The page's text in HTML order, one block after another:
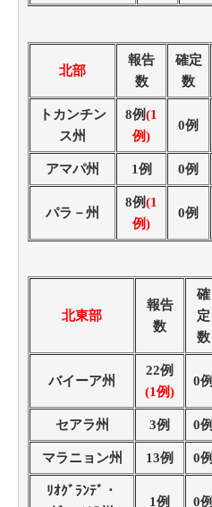
北部
報告
数
確定
数
トカンチン
ス州
8例(1
例)
0例
アマパ州 1例 0例
パラ－州
8例(1
例)
0例
北東部
報告
数
確
定
数
バイーア州
22例
(1例)
0例
セアラ州 3例 0例
マラニョン州 13例 0例
ﾘｵｸﾞﾗﾝﾃﾞ・
1例 0例